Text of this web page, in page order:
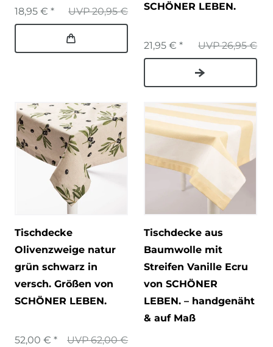
UVP 20,95 €
18,95 € *
SCHÖNER LEBEN.
UVP 26,95 €
21,95 € *
Tischdecke
Olivenzweige natur
grün schwarz in
versch. Größen von
SCHÖNER LEBEN.
UVP 62,00 €
52,00 € *
Tischdecke aus
Baumwolle mit
Streifen Vanille Ecru
von SCHÖNER
LEBEN. – handgenäht
& auf Maß